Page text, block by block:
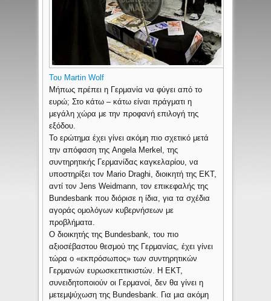
Του Martin Wolf
Μήπως πρέπει η Γερμανία να φύγει από το
ευρώ; Στο κάτω – κάτω είναι πράγματι η
μεγάλη χώρα με την προφανή επιλογή της
εξόδου.
Το ερώτημα έχει γίνει ακόμη πιο σχετικό μετά
την απόφαση της Angela Merkel, της
συντηρητικής Γερμανίδας καγκελαρίου, να
υποστηρίξει τον Mario Draghi, διοικητή της ΕΚΤ,
αντί τον Jens Weidmann, τον επικεφαλής της
Bundesbank που διόρισε η ίδια, για τα σχέδια
αγοράς ομολόγων κυβερνήσεων με
προβλήματα.
Ο διοικητής της Bundesbank, του πιο
αξιοσέβαστου θεσμού της Γερμανίας, έχει γίνει
τώρα ο «εκπρόσωπος» των συντηρητικών
Γερμανών ευρωσκεπτικιστών. Η ΕΚΤ,
συνειδητοποιούν οι Γερμανοί, δεν θα γίνει η
μετεμψύχωση της Bundesbank. Για μια ακόμη